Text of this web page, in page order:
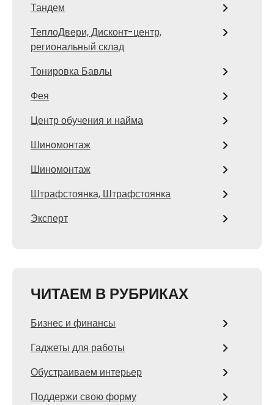
Тандем
ТеплоДвери, Дисконт-центр,
региональный склад
Тонировка Бавлы
Фея
Центр обучения и найма
Шиномонтаж
Шиномонтаж
Штрафстоянка, Штрафстоянка
Эксперт
ЧИТАЕМ В РУБРИКАХ
Бизнес и финансы
Гаджеты для работы
Обустраиваем интерьер
Поддержи свою форму